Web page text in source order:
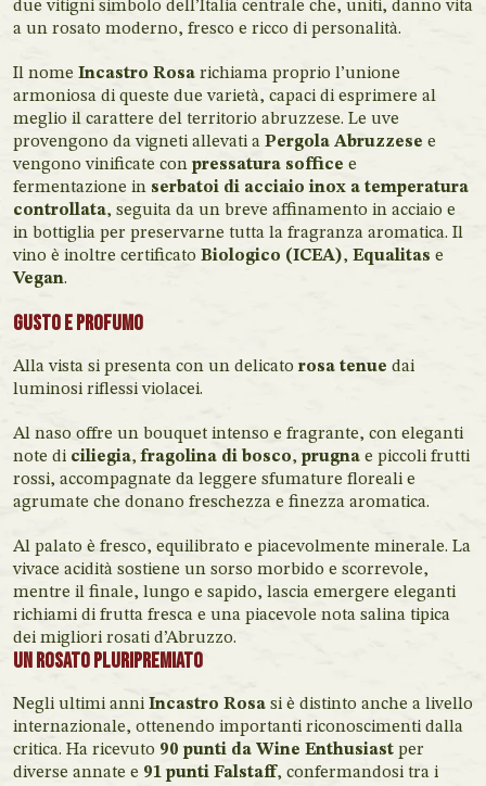
due vitigni simbolo dell’Italia centrale che, uniti, danno vita
a un rosato moderno, fresco e ricco di personalità.
Il nome Incastro Rosa richiama proprio l’unione
armoniosa di queste due varietà, capaci di esprimere al
meglio il carattere del territorio abruzzese. Le uve
provengono da vigneti allevati a Pergola Abruzzese e
vengono vinificate con pressatura soffice e
fermentazione in serbatoi di acciaio inox a temperatura
controllata, seguita da un breve affinamento in acciaio e
in bottiglia per preservarne tutta la fragranza aromatica. Il
vino è inoltre certificato Biologico (ICEA), Equalitas e
Vegan.
Gusto e Profumo
Alla vista si presenta con un delicatorosa tenue dai
luminosi riflessi violacei.
Al naso offre un bouquet intenso e fragrante, con eleganti
note di ciliegia,fragolina di bosco, prugna e piccoli frutti
rossi, accompagnate da leggere sfumature floreali e
agrumate che donano freschezza e finezza aromatica.
Al palato è fresco, equilibrato e piacevolmente minerale. La
vivace acidità sostiene un sorso morbido e scorrevole,
mentre il finale, lungo e sapido, lascia emergere eleganti
richiami di frutta fresca e una piacevole nota salina tipica
dei migliori rosati d’Abruzzo.
Un rosato pluripremiato
Negli ultimi anni Incastro Rosa si è distinto anche a livello
internazionale, ottenendo importanti riconoscimenti dalla
critica. Ha ricevuto 90 punti da Wine Enthusiast per
diverse annate e 91 punti Falstaff, confermandosi tra i